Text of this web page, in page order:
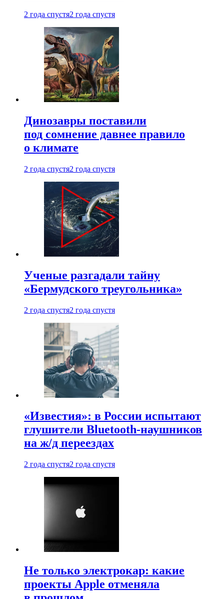
2 года спустя2 года спустя
Динозавры поставили
под сомнение давнее правило
о климате
2 года спустя2 года спустя
Ученые разгадали тайну
«Бермудского треугольника»
2 года спустя2 года спустя
«Известия»: в России испытают
глушители Bluetooth-наушников
на ж/д переездах
2 года спустя2 года спустя
Не только электрокар: какие
проекты Apple отменяла